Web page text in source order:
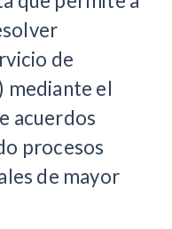
de
mediante el
acuerdos
procesos
de mayor